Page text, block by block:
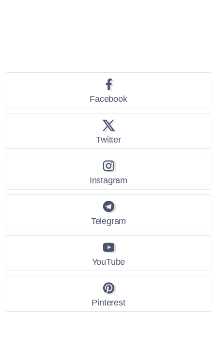
Facebook
Twitter
Instagram
Telegram
YouTube
Pinterest